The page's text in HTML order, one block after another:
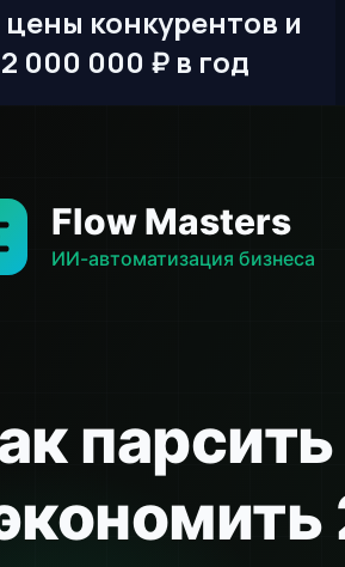
конкурентов и
000 000 ₽ в год